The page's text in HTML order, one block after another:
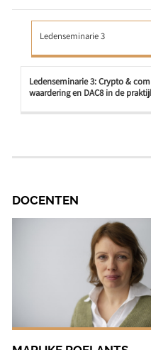
Ledenseminarie 3
Ledenseminarie 3: Crypto &
waardering en DAC8 in de
DOCENTEN